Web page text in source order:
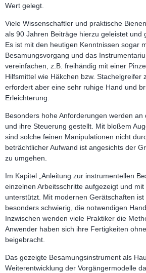
Wert gelegt.
Viele Wissenschaftler und praktische
als 90 Jahren Beiträge hierzu geleistet und
Es ist mit den heutigen Kenntnissen sogar
Besamungsvorgang und das
vereinfachen, z.B. freihändig mit einer
Hilfsmittel wie Häkchen bzw. Stachelgreifer
erfordert aber eine sehr ruhige Hand und
Erleichterung.
Besonders hohe Anforderungen werden an
und ihre Steuerung gestellt. Mit bloßem
sind solche feinen Manipulationen nicht
beträchtlicher Aufwand ist angesichts der
zu umgehen.
Im Kapitel „Anleitung zur instrumentellen
einzelnen Arbeitsschritte aufgezeigt und
unterstützt. Mit modernen Gerätschaften
besonders schwierig, die notwendigen
Inzwischen wenden viele Praktiker die
Anwender haben sich ihre Fertigkeiten
beigebracht.
Das gezeigte Besamungsinstrument als
Weiterentwicklung der Vorgängermodelle